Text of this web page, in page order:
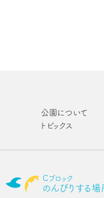
公園について
トピックス
Cブロック
のんびりする場